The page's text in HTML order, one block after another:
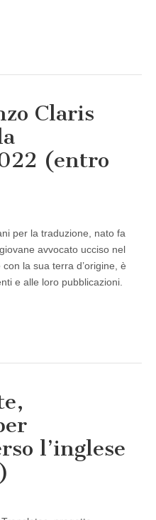
Claris
(entro
per la traduzione, nato fa
avvocato ucciso nel
la sua terra d’origine, è
e alle loro pubblicazioni.
l’inglese